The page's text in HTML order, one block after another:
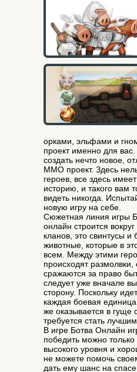
орками, эльфами и
проект именно для
создать нечто новое,
ММО проект. Здесь
героев, все здесь
историю, и такого вам
видеть никогда.
новую игру на себе.
Сюжетная линия игры
онлайн строится
кланов, это свинтусы и
животные, которые в
всем. Между этими
происходят
сражаются за право
следует уже вначале
сторону. Поскольку
каждая боевая
же оказывается в гуще
требуется стать
В игре Ботва Онлайн
победить можно
высокого уровня и
не можете помочь
дать ему шанс на